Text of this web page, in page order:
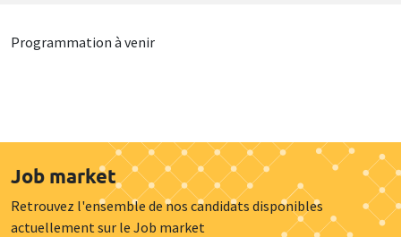
Programmation à venir
Job market
Retrouvez l'ensemble de nos candidats disponibles
actuellement sur le Job market